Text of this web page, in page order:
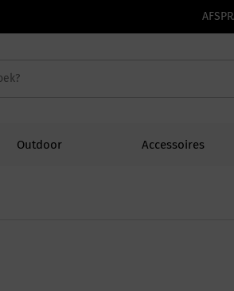
Outdoor Accessoires